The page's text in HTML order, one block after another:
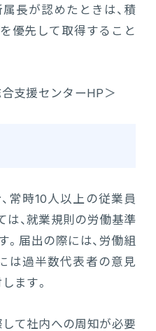
長が認めたときは、積
優先して取得すること
支援センターHP＞
常時10人以上の従業員
は、就業規則の労働基準
届出の際には、労働組
は過半数代表者の意見
ます。
て社内への周知が必要